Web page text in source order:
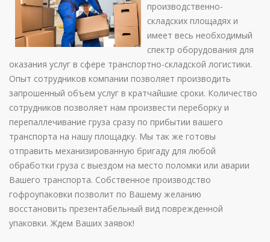
производственно-
складских площадях и
имеет весь необходимый
спектр оборудования для
оказания услуг в сфере транспортно-складской логистики.
Опыт сотрудников компании позволяет производить
запрошенный объем услуг в кратчайшие сроки. Количество
сотрудников позволяет нам произвести переборку и
перепаллечивание груза сразу по прибытии вашего
транспорта на нашу площадку. Мы так же готовы
отправить механизированную бригаду для любой
обработки груза с выездом на место поломки или аварии
Вашего транспорта. Собственное производство
гофроупаковки позволит по Вашему желанию
восстановить презентабельный вид поврежденной
упаковки. Ждем Ваших заявок!